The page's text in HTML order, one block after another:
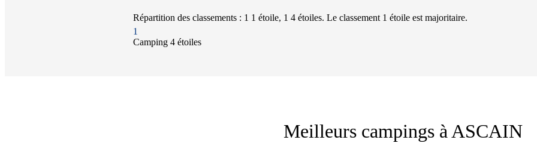
Répartition des classements : 1 1 étoile, 1 4 étoiles. Le classement 1 étoile est majoritaire.
1
Camping 4 étoiles
Meilleurs campings à ASCAIN